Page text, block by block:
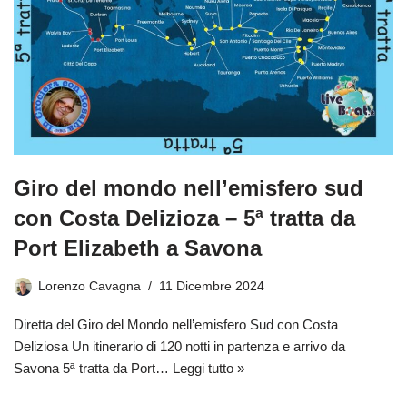
Giro del mondo nell’emisfero sud
con Costa Delizioza – 5ª tratta da
Port Elizabeth a Savona
Lorenzo Cavagna 11 Dicembre 2024
Diretta del Giro del Mondo nell’emisfero Sud con Costa
Deliziosa Un itinerario di 120 notti in partenza e arrivo da
Savona 5ª tratta da Port… Leggi tutto »